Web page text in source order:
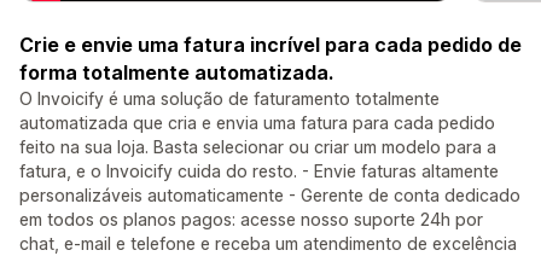
Crie e envie uma fatura incrível para cada pedido de
forma totalmente automatizada.
O Invoicify é uma solução de faturamento totalmente
automatizada que cria e envia uma fatura para cada pedido
feito na sua loja. Basta selecionar ou criar um modelo para a
fatura, e o Invoicify cuida do resto. - Envie faturas altamente
personalizáveis automaticamente - Gerente de conta dedicado
em todos os planos pagos: acesse nosso suporte 24h por
chat, e-mail e telefone e receba um atendimento de excelência